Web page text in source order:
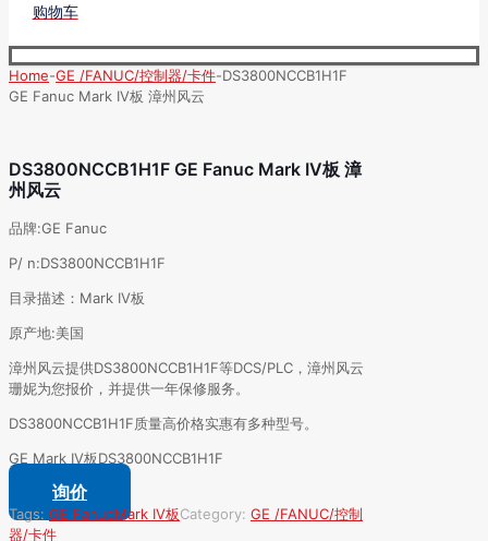
购物车
Home-GE /FANUC/控制器/卡件-DS3800NCCB1H1F
GE Fanuc Mark IV板 漳州风云
DS3800NCCB1H1F GE Fanuc Mark IV板 漳
州风云
品牌:GE Fanuc
P/ n:DS3800NCCB1H1F
目录描述：Mark IV板
原产地:美国
漳州风云提供DS3800NCCB1H1F等DCS/PLC，漳州风云
珊妮为您报价，并提供一年保修服务。
DS3800NCCB1H1F质量高价格实惠有多种型号。
GE Mark IV板DS3800NCCB1H1F
询价
Tags: GE FanucMark IV板Category: GE /FANUC/控制
器/卡件